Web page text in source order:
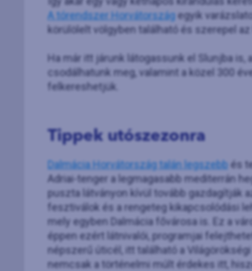
A tórendszer Horvátországegyik
körülölelt völgyben található és szerepel
Ha már itt járunk látogassunk el Slunjba
csodálhatunk meg, valamint a közel 300
felkereshetjük.
Tippek utószezonra
Dalmácia Horvátország talán legszebbés
Adriai-tenger a legmagasabb mediterrán
puszta látványon kívül tovább gazdagítják
fesztiválok és a rengeteg kikapcsolódási
mely egyben Dalmácia fővárosa is. Ez a
éppen ezért látnivalói, programjai
népszerű úticél, itt található a
nemcsak a történelmi múlt érdekes itt,